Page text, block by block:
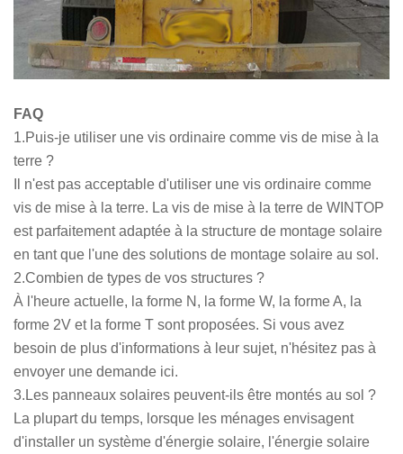
FAQ
1.Puis-je utiliser une vis ordinaire comme vis de mise à la
terre ?
Il n'est pas acceptable d'utiliser une vis ordinaire comme
vis de mise à la terre. La vis de mise à la terre de WINTOP
est parfaitement adaptée à la structure de montage solaire
en tant que l'une des solutions de montage solaire au sol.
2.Combien de types de vos structures ?
À l'heure actuelle, la forme N, la forme W, la forme A, la
forme 2V et la forme T sont proposées. Si vous avez
besoin de plus d'informations à leur sujet, n'hésitez pas à
envoyer une demande ici.
3.Les panneaux solaires peuvent-ils être montés au sol ?
La plupart du temps, lorsque les ménages envisagent
d'installer un système d'énergie solaire, l'énergie solaire